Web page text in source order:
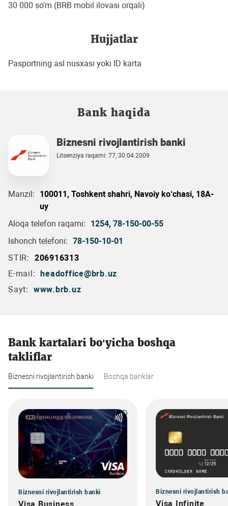
30 000 so'm (BRB mobil ilovasi orqali)
Hujjatlar
Pasportning asl nusxasi yoki ID karta
Bank haqida
Biznesni rivojlantirish banki
Litsenziya raqami: 77, 30.04.2009
Manzil:
100011, Toshkent shahri, Navoiy ko‘chasi, 18A-
uy
Aloqa telefon raqami:
1254, 78-150-00-55
Ishonch telefoni: 78-150-10-01
STIR:
206916313
E-mail:
headoffice@brb.uz
Sayt:
www.brb.uz
Bank kartalari bo‘yicha boshqa
takliflar
Biznesni rivojlantirish banki Boshqa banklar
Biznesni rivojlantirish banki Biznesni rivojlantirish
Visa Infinite